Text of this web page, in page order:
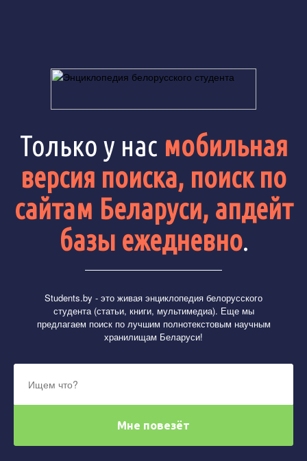
Только у нас мобильная
версия поиска, поиск по
сайтам Беларуси, апдейт
базы ежедневно.
Students.by - это живая энциклопедия белорусского
студента (статьи, книги, мультимедиа). Еще мы
предлагаем поиск по лучшим полнотекстовым научным
хранилищам Беларуси!